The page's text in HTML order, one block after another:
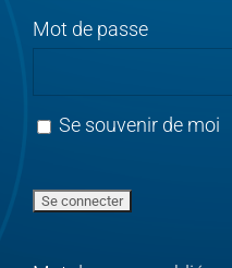
Mot de passe
Se souvenir de moi